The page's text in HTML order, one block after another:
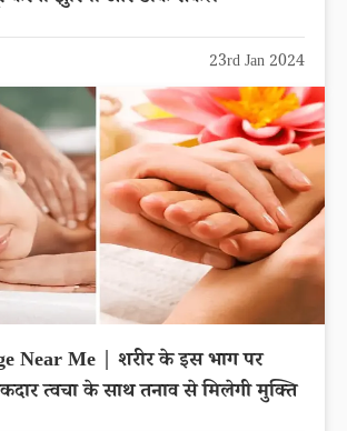
23rd Jan 2024
Near Me | शरीर के इस भाग पर
त्वचा के साथ तनाव से मिलेगी मुक्ति